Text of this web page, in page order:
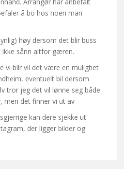
å bo hos noen man
høy dersom det blir buss
ikke sånn altfor gæren.
vi blir vil det være en mulighet
eventuelt bil dersom
tror jeg det vil lønne seg både
men det finner vi ut av
kan dere sjekke ut
der ligger bilder og